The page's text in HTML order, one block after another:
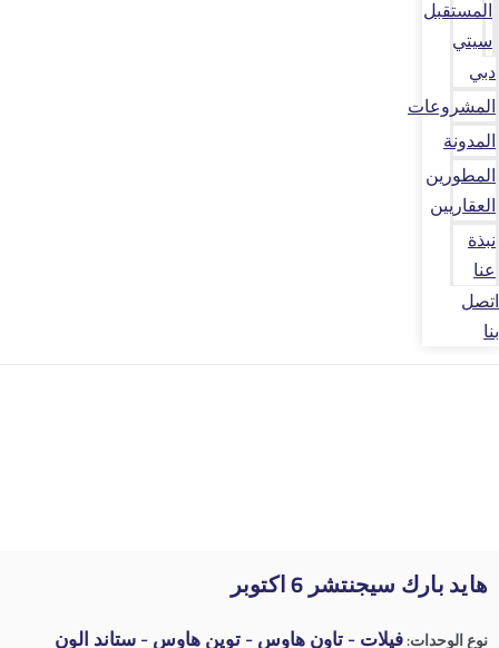
المستقبل
سيتي
دبي
المشروعات
المدونة
المطورين
العقاريين
نبذة
عنا
اتصل
بنا
هايد بارك سيجنتشر 6 اكتوبر
نوع الوحدات:فيلات - تاون هاوس - توين هاوس - ستاند الون